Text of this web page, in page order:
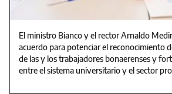
El ministro Bianco y el rector Arnaldo
acuerdo para potenciar el reconocimiento
de las y los trabajadores bonaerenses y
entre el sistema universitario y el sector